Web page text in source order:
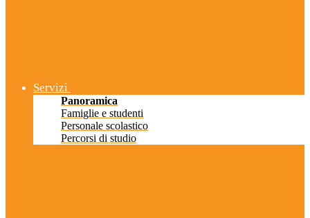
Servizi
Panoramica
Famiglie e studenti
Personale scolastico
Percorsi di studio